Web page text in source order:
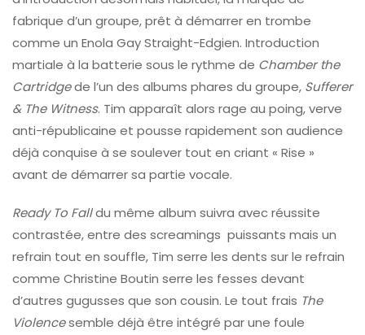
fabrique d’un groupe, prêt à démarrer en trombe
comme un Enola Gay Straight-Edgien. Introduction
martiale à la batterie sous le rythme de Chamber the
Cartridgede l’un des albums phares du groupe, Sufferer
& The Witness. Tim apparaît alors rage au poing, verve
anti-républicaine et pousse rapidement son audience
déjà conquise à se soulever tout en criant « Rise »
avant de démarrer sa partie vocale.
Ready To Falldu même album suivra avec réussite
contrastée, entre des screamings puissants mais un
refrain tout en souffle, Tim serre les dents sur le refrain
comme Christine Boutin serre les fesses devant
d’autres gugusses que son cousin. Le tout frais The
Violencesemble déjà être intégré par une foule